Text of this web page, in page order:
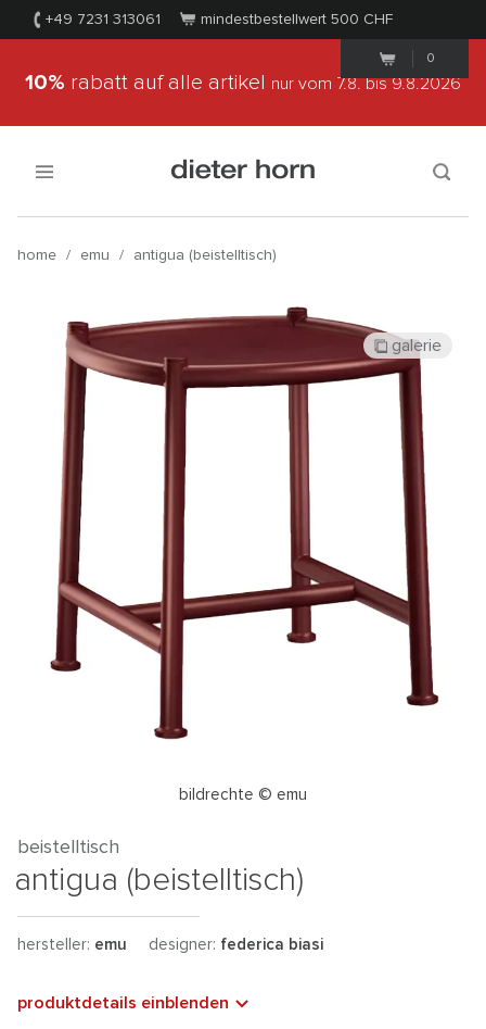
+49 7231 313061 mindestbestellwert 500 CHF
0
10% rabatt auf alle artikel nur vom 7.8.bis 9.8.2026
home / emu / antigua (beistelltisch)
bildrechte © emu
galerie
beistelltisch
antigua (beistelltisch)
hersteller: emu designer: federica biasi
produktdetails einblenden